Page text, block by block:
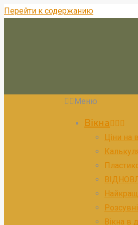
Перейти к содержанию
Меню
Вікна
Ціни на
Вікна в